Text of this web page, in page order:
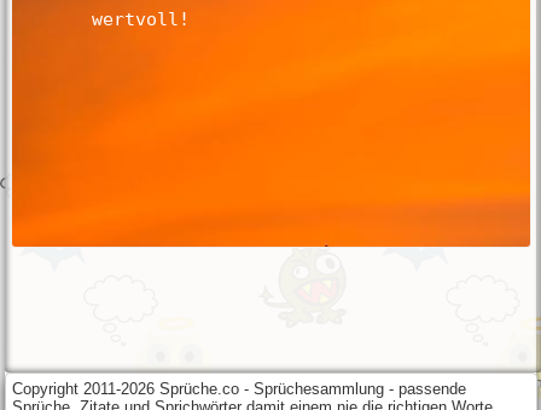
Copyright 2011-2026 Sprüche.co - Sprüchesammlung - passende